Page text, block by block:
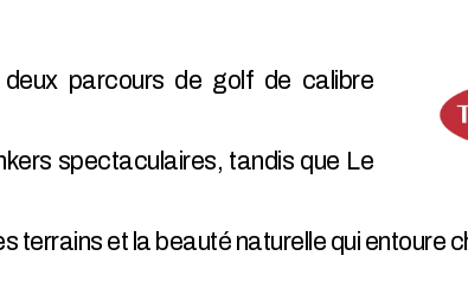
parcours de golf de calibre
spectaculaires, tandis que Le
terrains et la beauté naturelle qui entoure